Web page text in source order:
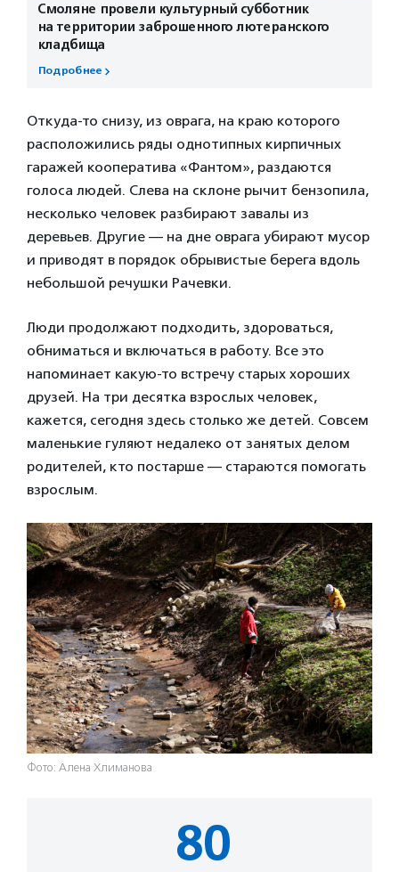
Смоляне провели культурный субботник
на территории заброшенного лютеранского
кладбища
Подробнее
Откуда-то снизу, из оврага, на краю которого
расположились ряды однотипных кирпичных
гаражей кооператива «Фантом», раздаются
голоса людей. Слева на склоне рычит бензопила,
несколько человек разбирают завалы из
деревьев. Другие — на дне оврага убирают мусор
и приводят в порядок обрывистые берега вдоль
небольшой речушки Рачевки.
Люди продолжают подходить, здороваться,
обниматься и включаться в работу. Все это
напоминает какую-то встречу старых хороших
друзей. На три десятка взрослых человек,
кажется, сегодня здесь столько же детей. Совсем
маленькие гуляют недалеко от занятых делом
родителей, кто постарше — стараются помогать
взрослым.
Фото: Алена Хлиманова
80